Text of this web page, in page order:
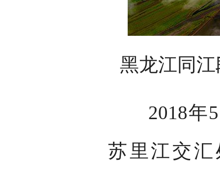
黑龙江同
2018年5
苏里江交